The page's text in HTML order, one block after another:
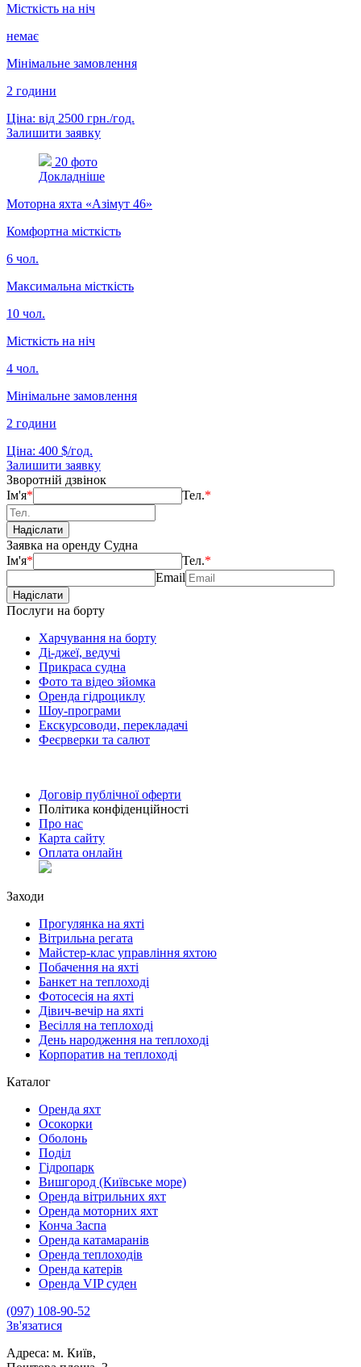
Місткість на ніч
немає
Мінімальне замовлення
2 години
Ціна: від 2500 грн./год.
Залишити заявку
20 фото
Докладніше
Моторна яхта «Азімут 46»
Комфортна місткість
6 чол.
Максимальна місткість
10 чол.
Місткість на ніч
4 чол.
Мінімальне замовлення
2 години
Ціна: 400 $/год.
Залишити заявку
Зворотній дзвінок
Ім'я* Тел.*
Заявка на оренду Судна
Ім'я* Тел.*
Email
Послуги на борту
Харчування на борту
Ді-джеї, ведучі
Прикраса судна
Фото та відео зйомка
Оренда гідроциклу
Шоу-програми
Екскурсоводи, перекладачі
Феєрверки та салют
Договір публічної оферти
Політика конфіденційності
Про нас
Карта сайту
Оплата онлайн
Заходи
Прогулянка на яхті
Вітрильна регата
Майстер-клас управління яхтою
Побачення на яхті
Банкет на теплоході
Фотосесія на яхті
Дівич-вечір на яхті
Весілля на теплоході
День народження на теплоході
Корпоратив на теплоході
Каталог
Оренда яхт
Осокорки
Оболонь
Поділ
Гідропарк
Вишгород (Київське море)
Оренда вітрильних яхт
Оренда моторних яхт
Конча Заспа
Оренда катамаранів
Оренда теплоходів
Оренда катерів
Оренда VIP суден
(097) 108-90-52
Зв'язатися
Адреса: м. Київ,